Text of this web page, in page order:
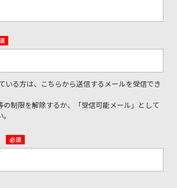
る方は、こちらから送信するメールを受信でき
の制限を解除するか、「受信可能メール」として
必須